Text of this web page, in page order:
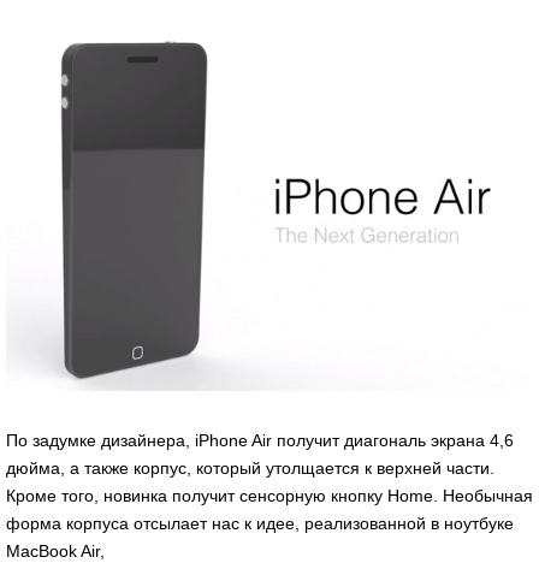
По задумке дизайнера, iPhone Air получит диагональ экрана 4,6
дюйма, а также корпус, который утолщается к верхней части.
Кроме того, новинка получит сенсорную кнопку Home. Необычная
форма корпуса отсылает нас к идее, реализованной в ноутбуке
MacBook Air,